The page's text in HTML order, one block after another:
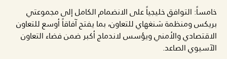
خامساً: التوافق خليجياً على الانضمام الكامل إلى مجموعتي
بريكس ومنظمة شنغهاي للتعاون، بما يفتح آفاقاً أوسع للتعاون
الاقتصادي والأمني ويؤسس لاندماج أكبر ضمن فضاء التعاون
الآسيوي الصاعد.